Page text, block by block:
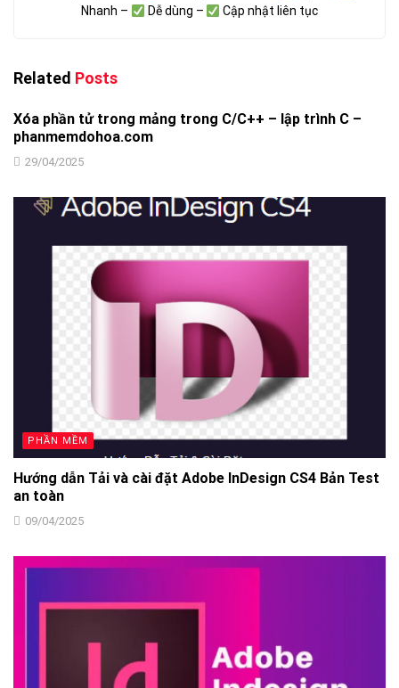
Nhanh –
Dễ dùng – Cập nhật liên tục
Related Posts
Xóa phần tử trong mảng trong C/C++ – lập trình C –
phanmemdohoa.com
29/04/2025
PHẦN MỀM
Hướng dẫn Tải và cài đặt Adobe InDesign CS4 Bản Test
an toàn
09/04/2025